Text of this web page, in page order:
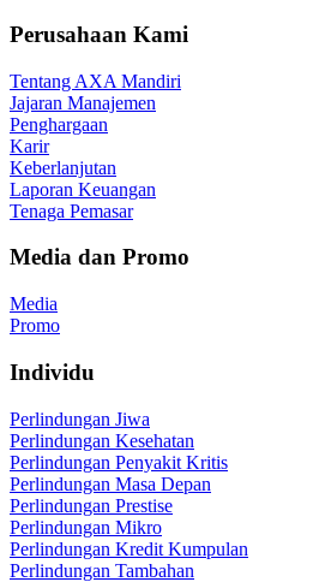
Perusahaan Kami
Tentang AXA Mandiri
Jajaran Manajemen
Penghargaan
Karir
Keberlanjutan
Laporan Keuangan
Tenaga Pemasar
Media dan Promo
Media
Promo
Individu
Perlindungan Jiwa
Perlindungan Kesehatan
Perlindungan Penyakit Kritis
Perlindungan Masa Depan
Perlindungan Prestise
Perlindungan Mikro
Perlindungan Kredit Kumpulan
Perlindungan Tambahan